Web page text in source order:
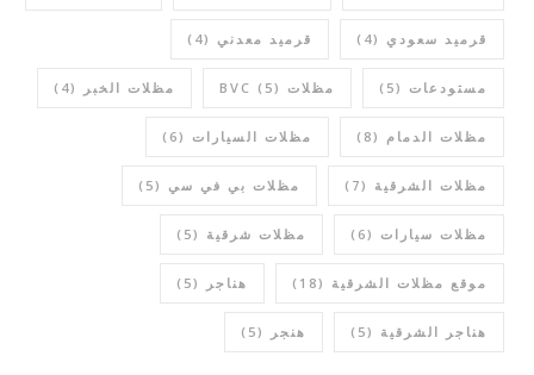
قرميد سعودي (4) قرميد معدني (4)
مستودعات (5) مظلات BVC (5) مظلات الخبر (4)
مظلات الدمام (8) مظلات السيارات (6)
مظلات الشرقية (7) مظلات بي في سي (5)
مظلات سيارات (6) مظلات شرقية (5)
موقع مظلات الشرقية (18) هناجر (5)
هناجر الشرقية (5) هنجر (5)